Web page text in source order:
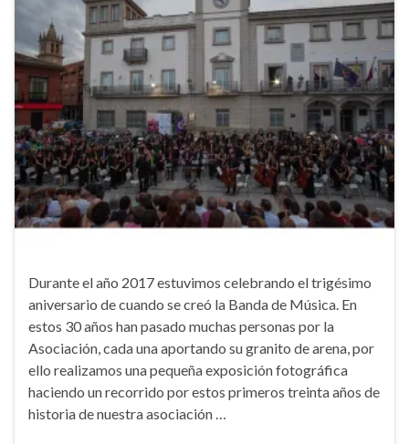
Durante el año 2017 estuvimos celebrando el trigésimo
aniversario de cuando se creó la Banda de Música. En
estos 30 años han pasado muchas personas por la
Asociación, cada una aportando su granito de arena, por
ello realizamos una pequeña exposición fotográfica
haciendo un recorrido por estos primeros treinta años de
historia de nuestra asociación …